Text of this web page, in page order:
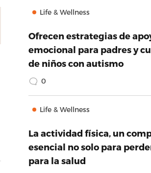
Life & Wellness
Ofrecen estrategias de
emocional para padres y
de niños con autismo
0
Life & Wellness
La actividad física, un
esencial no solo para
para la salud